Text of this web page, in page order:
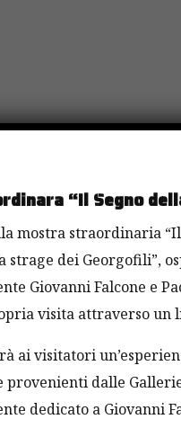
“Il Segno
mostra straordinaria
dei Georgofili”,
Giovanni Falcone e
visita attraverso un
ai visitatori
provenienti dalle
dedicato a Giovanni